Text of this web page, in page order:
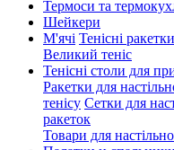
Термоси та
Шейкери
М'ячі Тенісні ракетки
Великий теніс
Тенісні столи для
Ракетки для
тенісу Сетки для
ракеток
Товари для